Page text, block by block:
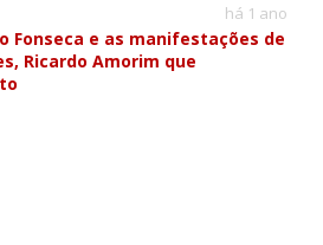
há 1 ano
Fonseca e as manifestações de
Ricardo Amorim que